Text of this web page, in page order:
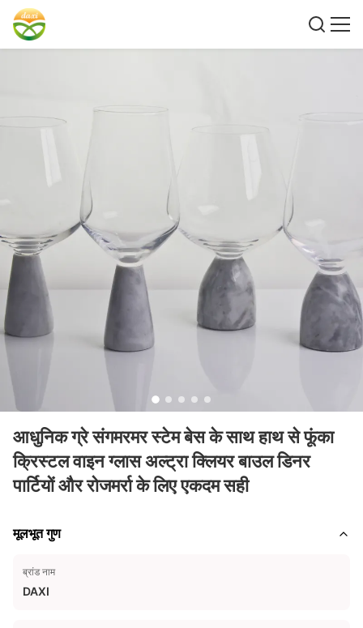
आधुनिक ग्रे संगमरमर स्टेम बेस के साथ हाथ से फूंका
क्रिस्टल वाइन ग्लास अल्ट्रा क्लियर बाउल डिनर
पार्टियों और रोजमर्रा के लिए एकदम सही
मूलभूत गुण
ब्रांड नाम
DAXI